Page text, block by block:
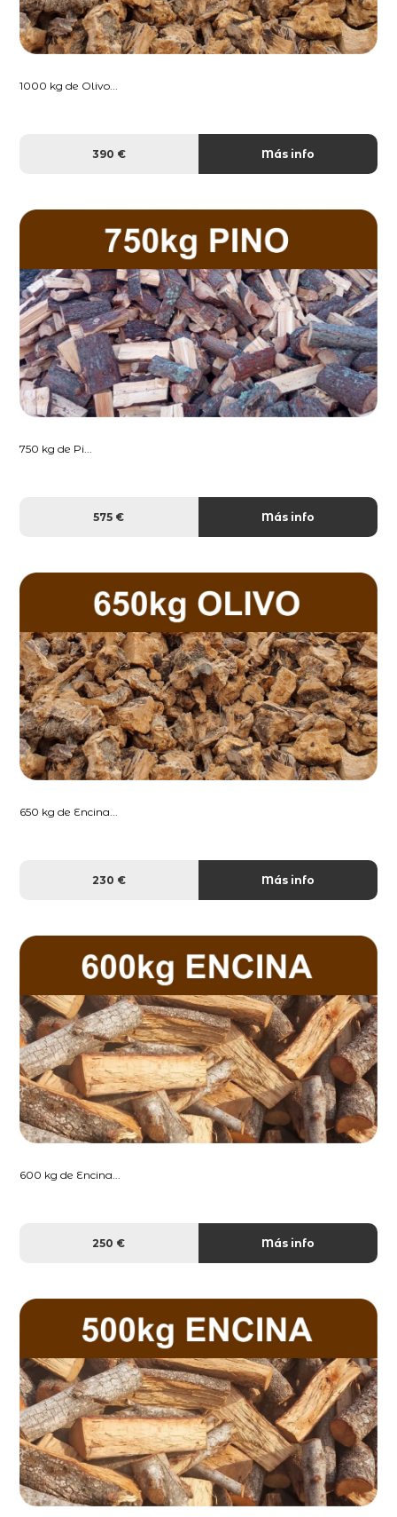
1000 kg de Olivo...
390 € Más info
750 kg de Pi...
575 € Más info
650 kg de Encina...
230 € Más info
600 kg de Encina...
250 € Más info